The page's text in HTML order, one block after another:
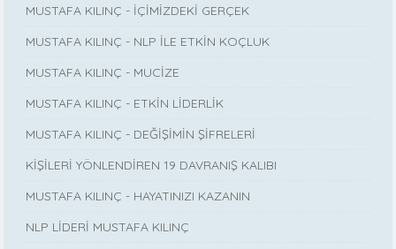
MUSTAFA KILINÇ - İÇİMİZDEKİ GERÇEK
MUSTAFA KILINÇ - NLP İLE ETKİN KOÇLUK
MUSTAFA KILINÇ - MUCİZE
MUSTAFA KILINÇ - ETKİN LİDERLİK
MUSTAFA KILINÇ - DEĞİŞİMİN ŞİFRELERİ
KİŞİLERİ YÖNLENDİREN 19 DAVRANIŞ KALIBI
MUSTAFA KILINÇ - HAYATINIZI KAZANIN
NLP LİDERİ MUSTAFA KILINÇ